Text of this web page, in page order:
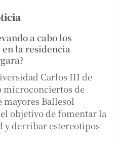
a cabo los
la residencia
Carlos III de
microconciertos de
mayores Ballesol
objetivo de fomentar la
y derribar estereotipos